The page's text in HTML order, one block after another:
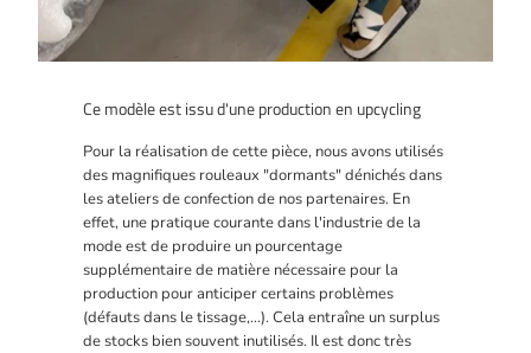
Ce modèle est issu d'une production en upcycling
Pour la réalisation de cette pièce, nous avons utilisés
des magnifiques rouleaux "dormants" dénichés dans
les ateliers de confection de nos partenaires. En
effet, une pratique courante dans l'industrie de la
mode est de produire un pourcentage
supplémentaire de matière nécessaire pour la
production pour anticiper certains problèmes
(défauts dans le tissage,...). Cela entraîne un surplus
de stocks bien souvent inutilisés. Il est donc très